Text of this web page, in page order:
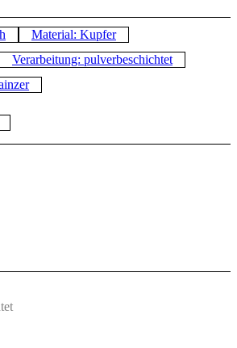
Material: Kupfer
Verarbeitung: pulverbeschichtet